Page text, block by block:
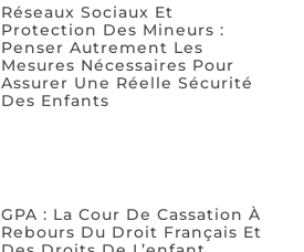
Réseaux Sociaux Et
Protection Des Mineurs :
Penser Autrement Les
Mesures Nécessaires Pour
Assurer Une Réelle Sécurité
Des Enfants
GPA : La Cour De Cassation À
Rebours Du Droit Français Et